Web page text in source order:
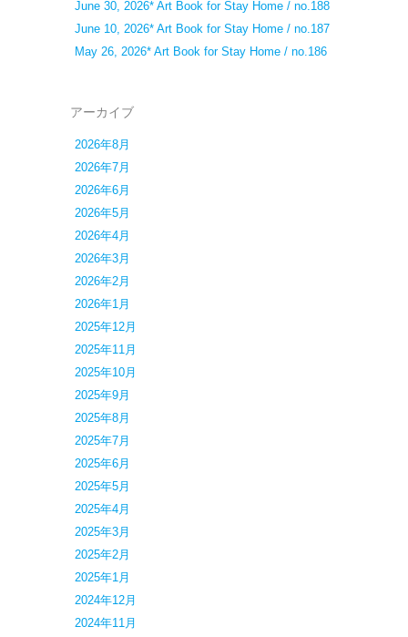
June 30, 2026* Art Book for Stay Home / no.188
June 10, 2026* Art Book for Stay Home / no.187
May 26, 2026* Art Book for Stay Home / no.186
アーカイブ
2026年8月
2026年7月
2026年6月
2026年5月
2026年4月
2026年3月
2026年2月
2026年1月
2025年12月
2025年11月
2025年10月
2025年9月
2025年8月
2025年7月
2025年6月
2025年5月
2025年4月
2025年3月
2025年2月
2025年1月
2024年12月
2024年11月